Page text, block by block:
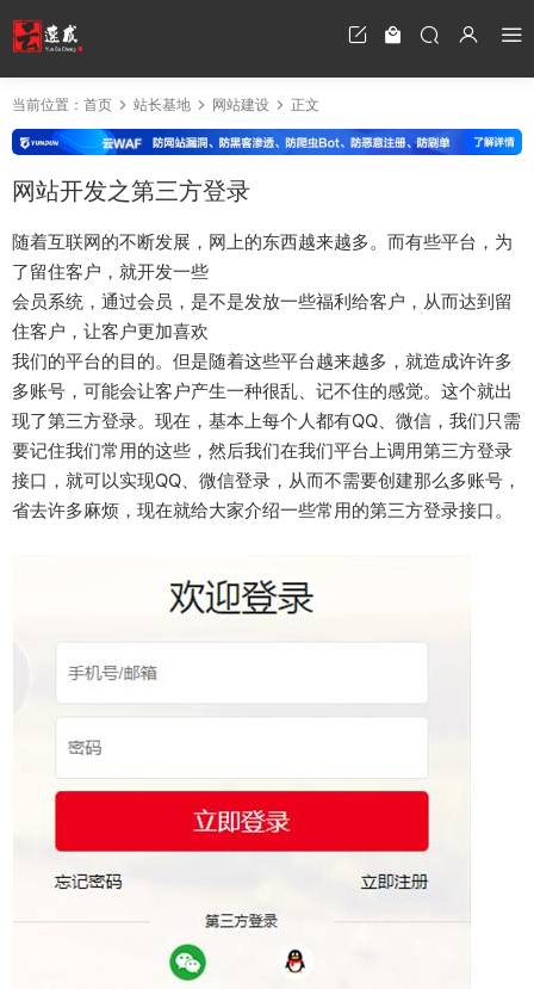
当前位置： 首页 站长基地 网站建设 正文
网站开发之第三方登录
随着互联网的不断发展，网上的东西越来越多。而有些平台，为
了留住客户，就开发一些
会员系统，通过会员，是不是发放一些福利给客户，从而达到留
住客户，让客户更加喜欢
我们的平台的目的。但是随着这些平台越来越多，就造成许许多
多账号，可能会让客户产生一种很乱、记不住的感觉。这个就出
现了第三方登录。现在，基本上每个人都有QQ、微信，我们只需
要记住我们常用的这些，然后我们在我们平台上调用第三方登录
接口，就可以实现QQ、微信登录，从而不需要创建那么多账号，
省去许多麻烦，现在就给大家介绍一些常用的第三方登录接口。